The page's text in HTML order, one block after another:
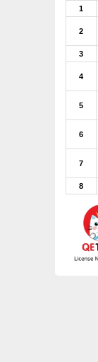
1
2
3
4
5
6
7
8